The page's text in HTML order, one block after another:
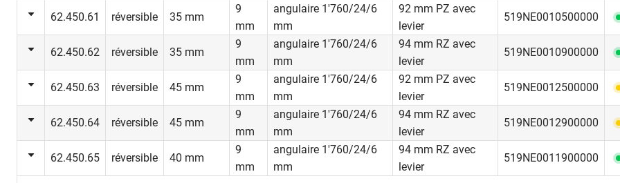
Cette fonction anti-panique souvent utilisée est indiquée pour des portes
toujours fermées de l’extérieur. Une ouverture depuis l’extérieur n’est
la fonction à levier et une clé autorisée. En état verrouillé ou fermé, une
62.450.61 réversible 35 mm
9
mm
angulaire 1'760/24/6
mm
92 mm PZ avec
levier
519NE0010500000
62.450.62 réversible 35 mm
9
mm
angulaire 1'760/24/6
mm
94 mm RZ avec
levier
519NE0010900000
62.450.63 réversible 45 mm
9
mm
angulaire 1'760/24/6
mm
92 mm PZ avec
levier
519NE0012500000
62.450.64 réversible 45 mm
9
mm
angulaire 1'760/24/6
mm
94 mm RZ avec
levier
519NE0012900000
62.450.65 réversible 40 mm
9
mm
angulaire 1'760/24/6
mm
94 mm RZ avec
levier
519NE0011900000